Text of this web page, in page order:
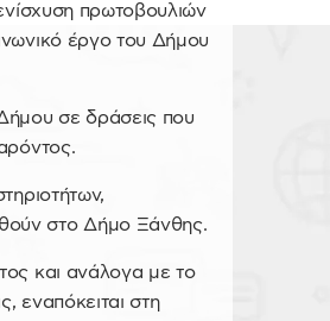
πρωτοβουλιών
έργο του Δήμου
σε δράσεις που
στο Δήμο Ξάνθης.
και ανάλογα με το
εναπόκειται στη